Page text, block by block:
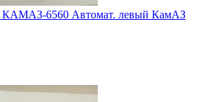
КАМАЗ-6560 Автомат. левый КамАЗ